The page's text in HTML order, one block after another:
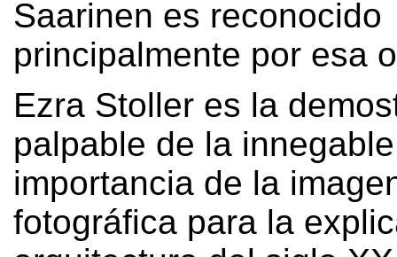
Saarinen es reconocido
principalmente por esa
Ezra Stoller es la
palpable de la innegable
importancia de la
fotográfica para la